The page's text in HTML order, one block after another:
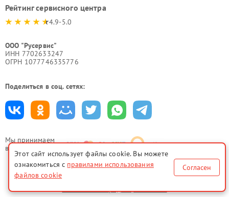
Мы принимаем
все формы оплаты
Рейтинг сервисного центра
4.9-5.0
ООО "Русервис"
ИНН 7702633247
ОГРН 1077746335776
Поделиться в соц. сетях:
Политика конфиденциальности
Этот сайт использует файлы cookie. Вы можете
ознакомиться с правилами использования
файлов cookie
Согласен